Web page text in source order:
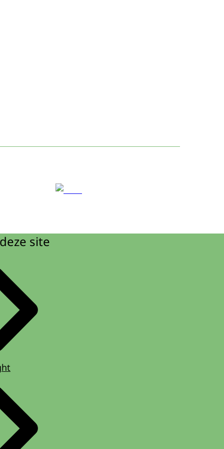
site